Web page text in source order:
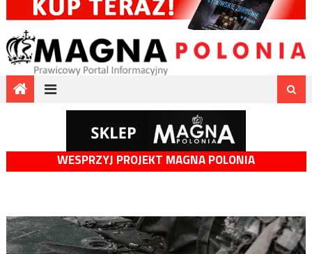
WESPRZYJ PROJEKT MAGNA POLONIA